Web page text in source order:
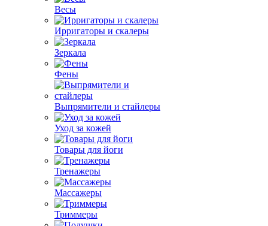
Весы
Ирригаторы и скалеры
Зеркала
Фены
Выпрямители и стайлеры
Уход за кожей
Товары для йоги
Тренажеры
Массажеры
Триммеры